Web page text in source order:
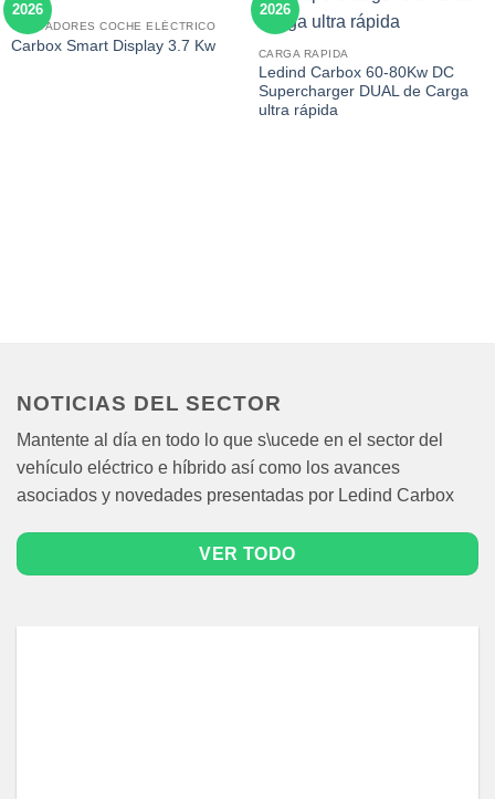
2026
CARGADORES COCHE ELÉCTRICO
Carbox Smart Display 3.7 Kw
2026
CARGA RAPIDA
Ledind Carbox 60-80Kw DC
Supercharger DUAL de Carga
ultra rápida
NOTICIAS DEL SECTOR
Mantente al día en todo lo que s\ucede en el sector del
vehículo eléctrico e híbrido así como los avances
asociados y novedades presentadas por Ledind Carbox
VER TODO